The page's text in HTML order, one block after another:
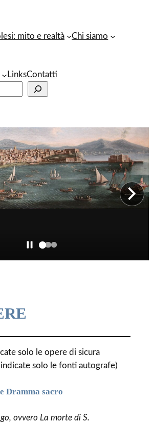
mito e realtà Chi siamo
LinksContatti
precedente
solo le opere di sicura
solo le fonti autografe)
Dramma sacro
ovvero La morte di S.